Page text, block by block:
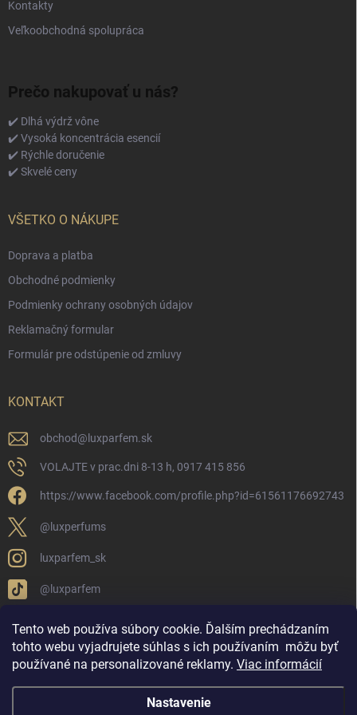
Tento web používa súbory cookie. Ďalším prechádzaním
tohto webu vyjadrujete súhlas s ich používaním môžu byť
používané na personalizované reklamy. Viac informácií
Nastavenie
Kontakty
Veľkoobchodná spolupráca
Prečo nakupovať u nás?
✔️ Dlhá výdrž vône
✔️ Vysoká koncentrácia esencií
✔️ Rýchle doručenie
✔️ Skvelé ceny
VŠETKO O NÁKUPE
Doprava a platba
Obchodné podmienky
Podmienky ochrany osobných údajov
Reklamačný formular
Formulár pre odstúpenie od zmluvy
KONTAKT
obchod@ luxparfem.sk
VOLAJTE v prac.dni 8-13 h, 0917 415 856
https://www.facebook.com/profile.php?id=61561176692743
@luxperfums
luxparfem_sk
@luxparfem
LUX PARFÉM NOVÁKY
Lux Parfém Skupina na FB
Lux Parfum - Česká Republika
Lux Parfumok - Hungary